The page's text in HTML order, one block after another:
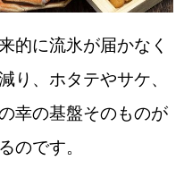
たとつくる、
マガジン
的に流氷が届かなく
り、ホタテやサケ、
幸の基盤そのものが
のです。